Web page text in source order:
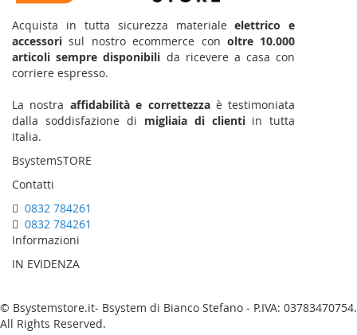
Acquista in tutta sicurezza materialeelettrico e
accessori sul nostro ecommerce con oltre 10.000
articoli sempre disponibili da ricevere a casa con
corriere espresso.
La nostra affidabilità e correttezzaè testimoniata
dalla soddisfazione di migliaia di clientiin tutta
Italia.
BsystemSTORE
Contatti
0832 784261
0832 784261
Informazioni
IN EVIDENZA
© Bsystemstore.it- Bsystem di Bianco Stefano - P.IVA: 03783470754.
All Rights Reserved.